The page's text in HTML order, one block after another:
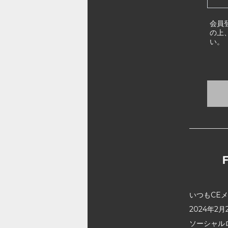
会員
の上
い。
いつもCE
2024年2月
ソーシャ